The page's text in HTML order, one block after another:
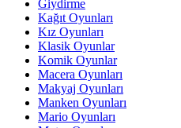
Giydirme
Kağıt Oyunları
Kız Oyunları
Klasik Oyunlar
Komik Oyunlar
Macera Oyunları
Makyaj Oyunları
Manken Oyunları
Mario Oyunları